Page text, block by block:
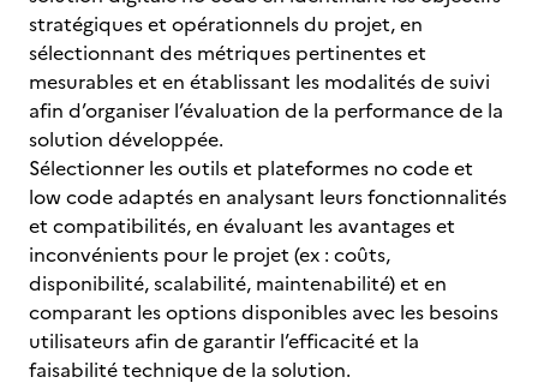
stratégiques et opérationnels du projet, en
sélectionnant des métriques pertinentes et
mesurables et en établissant les modalités de suivi
afin d’organiser l’évaluation de la performance de la
solution développée.
Sélectionner les outils et plateformes no code et
low code adaptés en analysant leurs fonctionnalités
et compatibilités, en évaluant les avantages et
inconvénients pour le projet (ex : coûts,
disponibilité, scalabilité, maintenabilité) et en
comparant les options disponibles avec les besoins
utilisateurs afin de garantir l’efficacité et la
faisabilité technique de la solution.